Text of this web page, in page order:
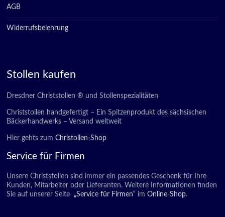
AGB
Widerrufsbelehrung
Stollen kaufen
Dresdner Christstollen ® und Stollenspezialitäten
Christstollen handgefertigt – Ein Spitzenprodukt des sächsischen
Bäckerhandwerks – Versand weltweit
Hier gehts zumChristollen-Shop
Service für Firmen
Unsere Christstollen sind immer ein passendes Geschenk für Ihre
Kunden, Mitarbeiter oder Lieferanten. Weitere Informationen finden
Sie auf unserer Seite
„Service für Firmen“ im Online-Shop.